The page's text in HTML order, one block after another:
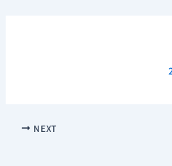
NEXT